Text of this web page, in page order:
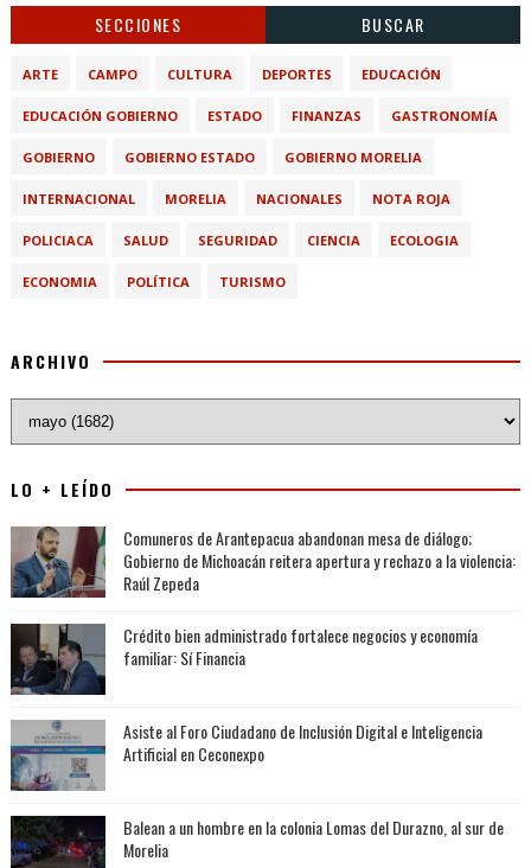
SECCIONES BUSCAR
ARTE CAMPO CULTURA DEPORTES EDUCACIÓN
EDUCACIÓN GOBIERNO ESTADO FINANZAS GASTRONOMÍA
GOBIERNO GOBIERNO ESTADO GOBIERNO MORELIA
INTERNACIONAL MORELIA NACIONALES NOTA ROJA
POLICIACA SALUD SEGURIDAD CIENCIA ECOLOGIA
ECONOMIA POLÍTICA TURISMO
ARCHIVO
LO + LEÍDO
Comuneros de Arantepacua abandonan mesa de diálogo;
Gobierno de Michoacán reitera apertura y rechazo a la violencia:
Raúl Zepeda
Crédito bien administrado fortalece negocios y economía
familiar: Sí Financia
Asiste al Foro Ciudadano de Inclusión Digital e Inteligencia
Artificial en Ceconexpo
Balean a un hombre en la colonia Lomas del Durazno, al sur de
Morelia